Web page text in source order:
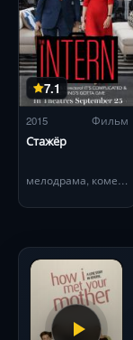
7.1
2015 Фильм
Стажёр